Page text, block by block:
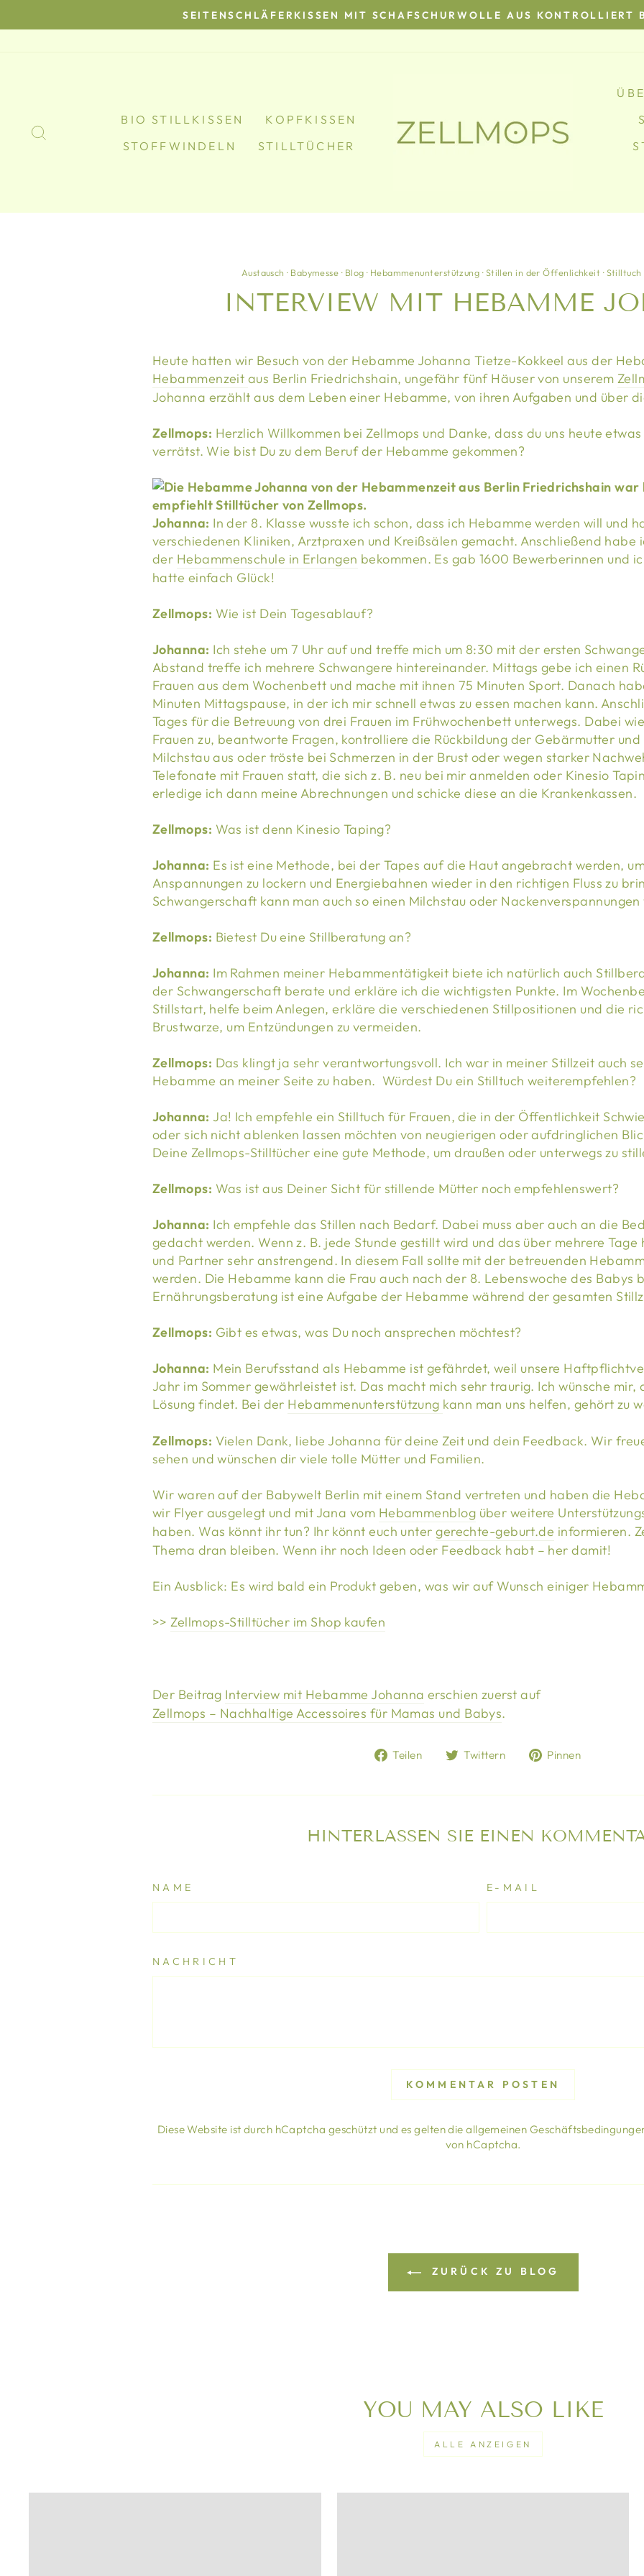
zum
Pause
SEITENSCHLÄFERKISSEN MIT SCHAFSCHURWOLLE AUS KONTROLLIERT
BIO STILLKISSEN
KOPFKISSEN
STOFFWINDELN
STILLTÜCHER
Austausch · Babymesse · Blog · Hebammenunterstützung ·Stillen in der Öffenlichkeit ·Stilltuch
INTERVIEW MIT HEBAMME
Heute hatten wir Besuch von der Hebamme Johanna Tietze-Kokkeel aus der
Hebammenzeit aus Berlin Friedrichshain, ungefähr fünf Häuser von unserem
Johanna erzählt aus dem Leben einer Hebamme, von ihren Aufgaben und über
Zellmops: Herzlich Willkommen bei Zellmops und Danke, dass du uns heute
verrätst. Wie bist Du zu dem Beruf der Hebamme gekommen?
Johanna: In der 8. Klasse wusste ich schon, dass ich Hebamme werden will und
verschiedenen Kliniken, Arztpraxen und Kreißsälen gemacht. Anschließend habe
der Hebammenschule in Erlangen bekommen. Es gab 1600 Bewerberinnen und
hatte einfach Glück!
Zellmops: Wie ist Dein Tagesablauf?
Johanna: Ich stehe um 7 Uhr auf und treffe mich um 8:30 mit der ersten
Abstand treffe ich mehrere Schwangere hintereinander. Mittags gebe ich einen
Frauen aus dem Wochenbett und mache mit ihnen 75 Minuten Sport. Danach
Minuten Mittagspause, in der ich mir schnell etwas zu essen machen kann.
Tages für die Betreuung von drei Frauen im Frühwochenbett unterwegs. Dabei
Frauen zu, beantworte Fragen, kontrolliere die Rückbildung der Gebärmutter und
Milchstau aus oder tröste bei Schmerzen in der Brust oder wegen starker
Telefonate mit Frauen statt, die sich z. B. neu bei mir anmelden oder Kinesio
erledige ich dann meine Abrechnungen und schicke diese an die Krankenkassen.
Zellmops: Was ist denn Kinesio Taping?
Johanna: Es ist eine Methode, bei der Tapes auf die Haut angebracht werden,
Anspannungen zu lockern und Energiebahnen wieder in den richtigen Fluss zu
Schwangerschaft kann man auch so einen Milchstau oder
Zellmops: Bietest Du eine Stillberatung an?
Johanna: Im Rahmen meiner Hebammentätigkeit biete ich natürlich auch
der Schwangerschaft berate und erkläre ich die wichtigsten Punkte. Im
Stillstart, helfe beim Anlegen, erkläre die verschiedenen Stillpositionen und die
Brustwarze, um Entzündungen zu vermeiden.
Zellmops: Das klingt ja sehr verantwortungsvoll. Ich war in meiner Stillzeit auch
Hebamme an meiner Seite zu haben. Würdest Du ein Stilltuch weiterempfehlen?
Johanna: Ja! Ich empfehle ein Stilltuch für Frauen, die in der Öffentlichkeit
oder sich nicht ablenken lassen möchten von neugierigen oder aufdringlichen
Deine Zellmops-Stilltücher eine gute Methode, um draußen oder unterwegs zu
Zellmops: Was ist aus Deiner Sicht für stillende Mütter noch empfehlenswert?
Johanna: Ich empfehle das Stillen nach Bedarf. Dabei muss aber auch an die
gedacht werden. Wenn z. B. jede Stunde gestillt wird und das über mehrere
und Partner sehr anstrengend. In diesem Fall sollte mit der betreuenden
werden. Die Hebamme kann die Frau auch nach der 8. Lebenswoche des Babys
Ernährungsberatung ist eine Aufgabe der Hebamme während der gesamten
Zellmops: Gibt es etwas, was Du noch ansprechen möchtest?
Johanna: Mein Berufsstand als Hebamme ist gefährdet, weil unsere
Jahr im Sommer gewährleistet ist. Das macht mich sehr traurig. Ich wünsche
Lösung findet. Bei der Hebammenunterstützung kann man uns helfen, gehört zu
Zellmops: Vielen Dank, liebe Johanna für deine Zeit und dein Feedback. Wir
sehen und wünschen dir viele tolle Mütter und Familien.
Wir waren auf der Babywelt Berlin mit einem Stand vertreten und haben die
wir Flyer ausgelegt und mit Jana vom Hebammenblog über weitere
haben. Was könnt ihr tun? Ihr könnt euch untergerechte-geburt.de informieren.
Thema dran bleiben. Wenn ihr noch Ideen oder Feedback habt – her damit!
Ein Ausblick: Es wird bald ein Produkt geben, was wir auf Wunsch einiger
>>Zellmops-Stilltücher im Shop kaufen
Der Beitrag Interview mit Hebamme Johanna erschien zuerst auf
Zellmops – Nachhaltige Accessoires für Mamas und Babys.
Teilen
Auf
Twittern
Auf
Pinnen
HINTERLASSEN SIE EINEN
NAME E-MAIL
NACHRICHT
KOMMENTAR POSTEN
Diese Website ist durch hCaptcha geschützt und es gelten dieallgemeinen
von hCaptcha.
ZURÜCK ZU BLOG
YOU MAY ALSO LIKE
ALLE ANZEIGEN